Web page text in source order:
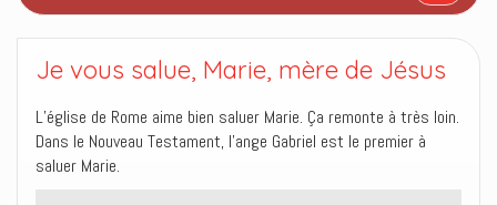
Je vous salue, Marie, mère de Jésus
L’église de Rome aime bien saluer Marie. Ça remonte à très loin.
Dans le Nouveau Testament, l’ange Gabriel est le premier à
saluer Marie.